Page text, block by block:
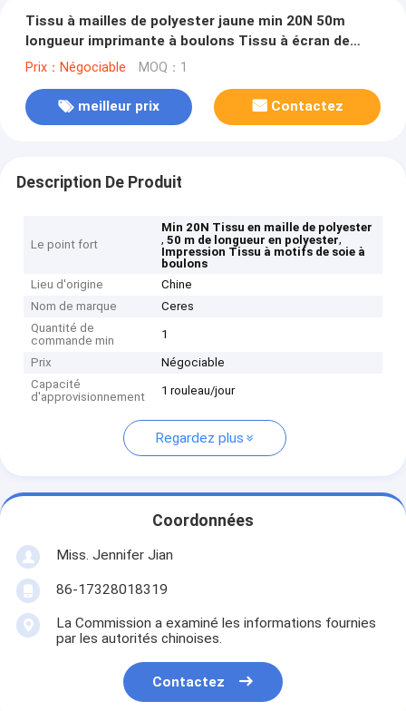
Tissu à mailles de polyester jaune min 20N 50m
longueur imprimante à boulons Tissu à écran de
soie
Prix：Négociable MOQ：1
meilleur prix Contactez
Description De Produit
Le point fort
Min 20N Tissu en maille de polyester
,50 m de longueur en polyester,
Impression Tissu à motifs de soie à
boulons
Lieu d'origine
Chine
Nom de marque
Ceres
Quantité de
commande min
1
Prix
Négociable
Capacité
d'approvisionnement
1 rouleau/jour
Regardez plus
Coordonnées
Miss. Jennifer Jian
86-17328018319
La Commission a examiné les informations fournies
par les autorités chinoises.
Contactez